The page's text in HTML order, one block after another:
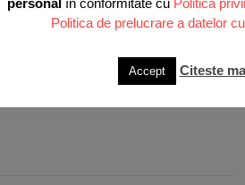
Politica de prelucrare a datelor
Accept Citeste